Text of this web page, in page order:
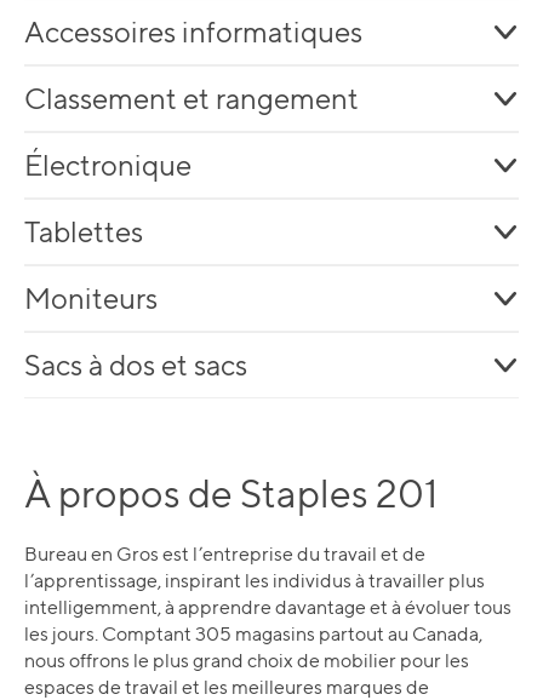
Accessoires informatiques
Classement et rangement
Électronique
Tablettes
Moniteurs
Sacs à dos et sacs
À propos de Staples 201
Bureau en Gros est l’entreprise du travail et de
l’apprentissage, inspirant les individus à travailler plus
intelligemment, à apprendre davantage et à évoluer tous
les jours. Comptant 305 magasins partout au Canada,
nous offrons le plus grand choix de mobilier pour les
espaces de travail et les meilleures marques de